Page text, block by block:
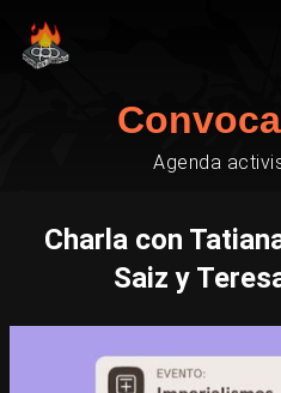
Agenda
Charla con
Saiz y